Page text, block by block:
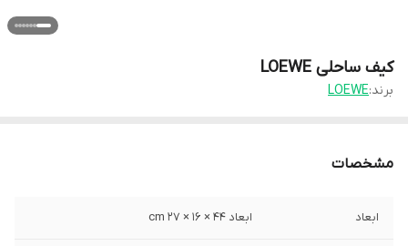
کیف ساحلی LOEWE
برند:LOEWE
مشخصات
ابعاد ابعاد 44 × 16 × 27 cm